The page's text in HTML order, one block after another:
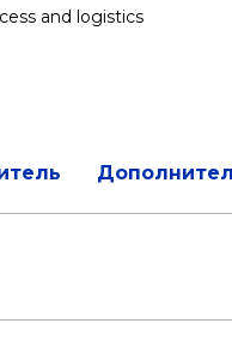
and logistics